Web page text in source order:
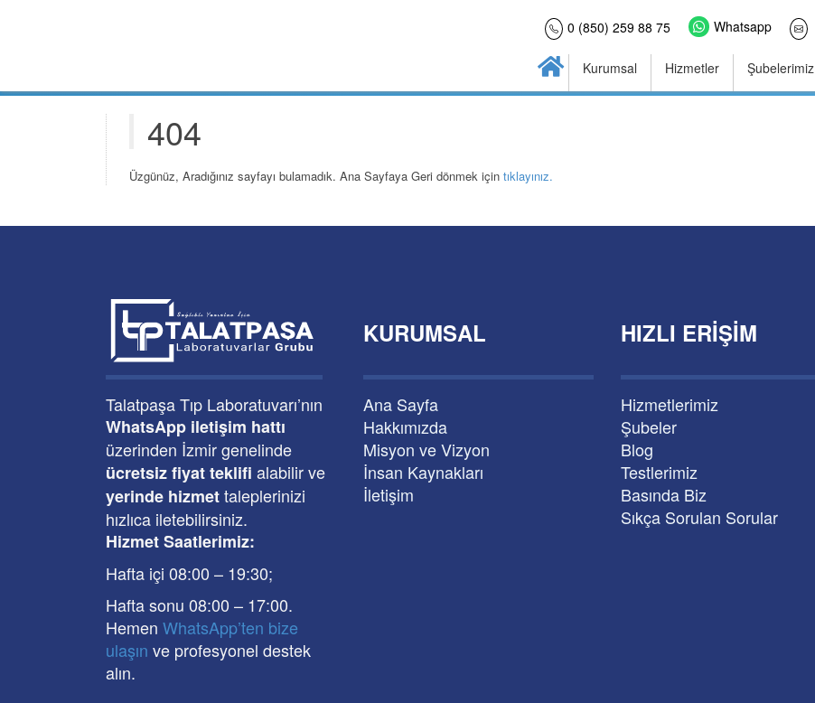
0 (850) 259 88 75 Whatsapp
Kurumsal Hizmetler Şubelerimiz
404
Üzgünüz, Aradığınız sayfayı bulamadık. Ana Sayfaya Geri dönmek için tıklayınız.
Talatpaşa Tıp Laboratuvarı’nın
WhatsApp iletişim hattı
üzerinden İzmir genelinde
ücretsiz fiyat teklifi alabilir ve
yerinde hizmettaleplerinizi
hızlıca iletebilirsiniz.
Hizmet Saatlerimiz:
Hafta içi 08:00 – 19:30;
Hafta sonu 08:00 – 17:00.
Hemen WhatsApp’ten bize
ulaşın ve profesyonel destek
alın.
KURUMSAL
Ana Sayfa
Hakkımızda
Misyon ve Vizyon
İnsan Kaynakları
İletişim
HIZLI ERIŞIM
Hizmetlerimiz
Şubeler
Blog
Testlerimiz
Basında Biz
Sıkça Sorulan Sorular